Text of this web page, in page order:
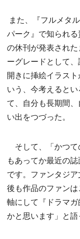
また、『フルメタ
パーク』で知られ
の休刊が発表され
ーグレードとして
開きに挿絵イラス
いう、今考えると
て、自分も長期間
い出をつづった。
そして、「かつて
もあってか最近の
です。ファンタジ
後も作品のファン
軸にして『ドラマ
かと思います」と語